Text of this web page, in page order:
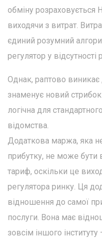
обміну
виходячи з витрат.
єдиний розумний
регулятор у відсутності
Однак, раптово
знаменує новий стрибок
логічна для
відомства.
Додаткова маржа, яка
прибутку, не може
тариф, оскільки це
регулятора ринку. Ця
відношення до самої
послуги. Вона має
зовсім іншого інституту